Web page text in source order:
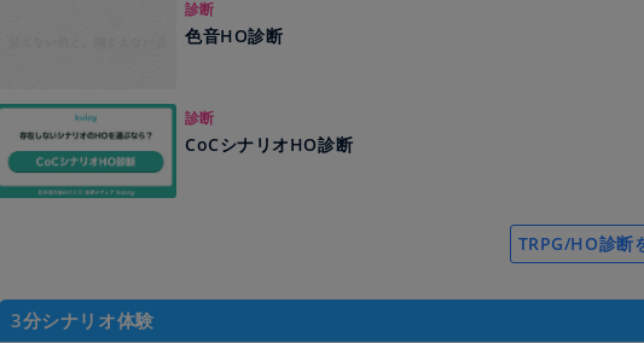
診断
色音HO診断
診断
CoCシナリオHO診断
TRPG/HO診断
3分シナリオ体験